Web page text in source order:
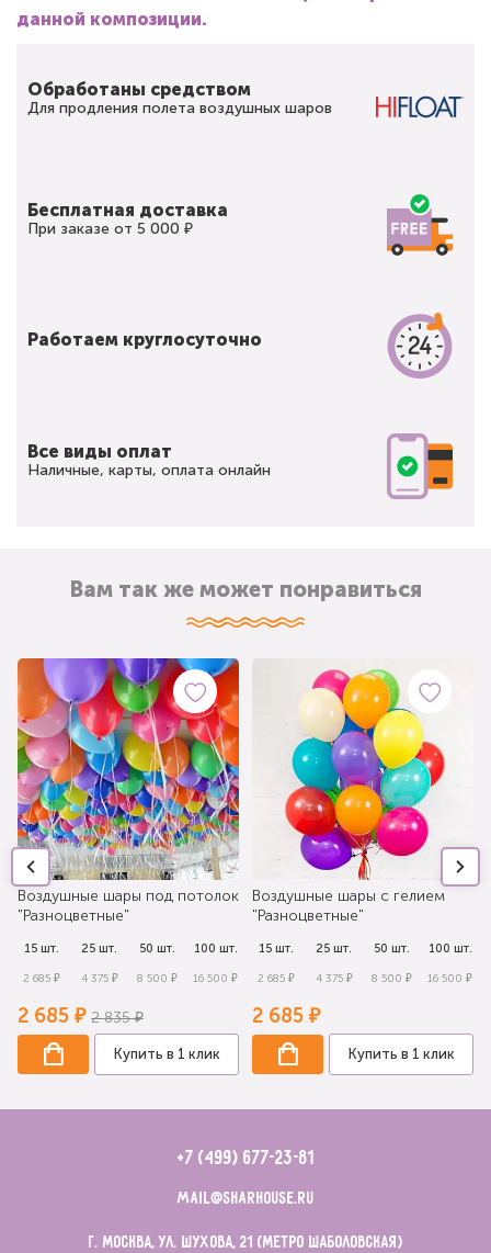
данной композиции.
Обработаны средством
Для продления полета воздушных шаров
Бесплатная доставка
При заказе от 5 000 ₽
Работаем круглосуточно
Все виды оплат
Наличные, карты, оплата онлайн
Вам так же может понравиться
Воздушные шары под потолок
"Разноцветные"
15 шт.
2 685 ₽
25 шт.
4 375 ₽
50 шт.
8 500 ₽
100 шт.
16 500 ₽
2 685 ₽ 2 835 ₽
Купить в 1 клик
Воздушные шары с гелием
"Разноцветные"
15 шт.
2 685 ₽
25 шт.
4 375 ₽
50 шт.
8 500 ₽
100 шт.
16 500 ₽
2 685 ₽
Купить в 1 клик
+7 (499) 677-23-81
mail@sharhouse.ru
г. Москва, ул. Шухова, 21 (метро Шаболовская)